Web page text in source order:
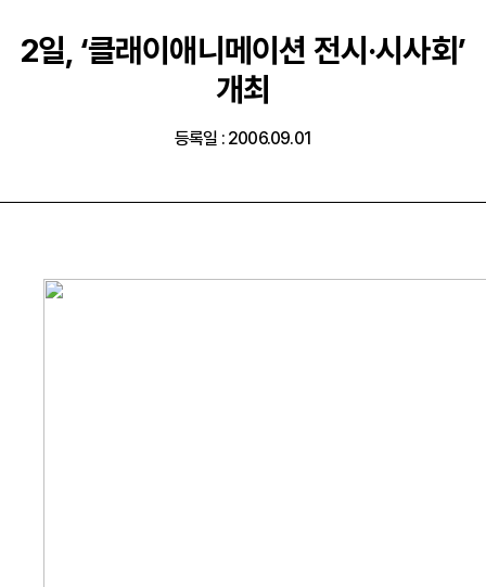
2일, ‘클래이애니메이션 전시·시사회’
개최
등록일 : 2006.09.01